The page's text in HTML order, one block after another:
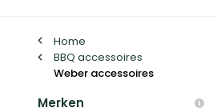
Home
BBQ accessoires
Weber accessoires
Merken